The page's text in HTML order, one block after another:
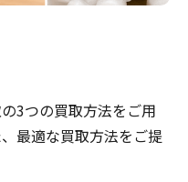
3つの買取方法をご用
最適な買取方法をご提